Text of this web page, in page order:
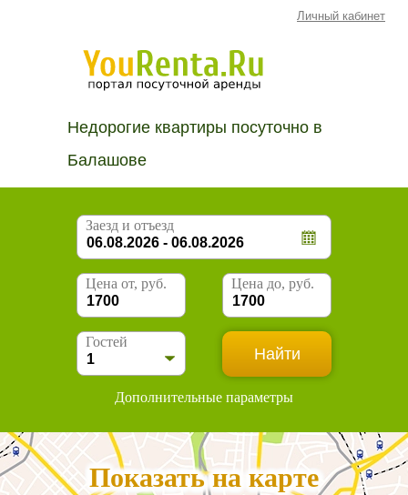
Личный кабинет
Недорогие квартиры посуточно в
Балашове
Заезд и отъезд
Цена от, руб. Цена до, руб.
Гостей
Дополнительные параметры
Показать на карте